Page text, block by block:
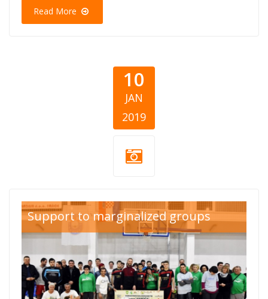
Read More
10
JAN
2019
charity football
tournamet
cacinci.jpg
Support to marginalized groups